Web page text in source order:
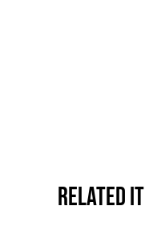
Related